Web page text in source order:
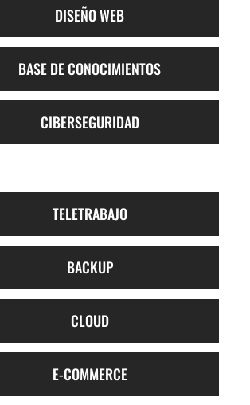
DISEÑO WEB
BASE DE CONOCIMIENTOS
CIBERSEGURIDAD
TELETRABAJO
BACKUP
CLOUD
E-COMMERCE